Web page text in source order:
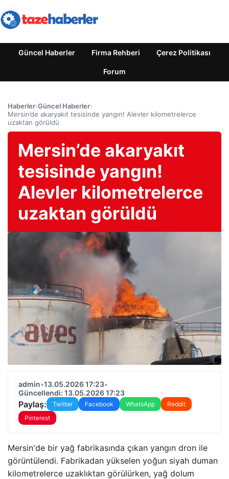
Güncel Haberler Firma Rehberi Çerez Politikası
Forum
Haberler›Güncel Haberler›
Mersin’de akaryakıt tesisinde yangın! Alevler kilometrelerce
uzaktan görüldü
Mersin’de akaryakıt
tesisinde yangın!
Alevler kilometrelerce
uzaktan görüldü
admin•13.05.2026 17:23•
Güncellendi: 13.05.2026 17:23
Paylaş: Twitter Facebook WhatsApp
Reddit
Pinterest
Mersin'de bir yağ fabrikasında çıkan yangın dron ile
görüntülendi. Fabrikadan yükselen yoğun siyah duman
kilometrelerce uzaklıktan görülürken, yağ dolum